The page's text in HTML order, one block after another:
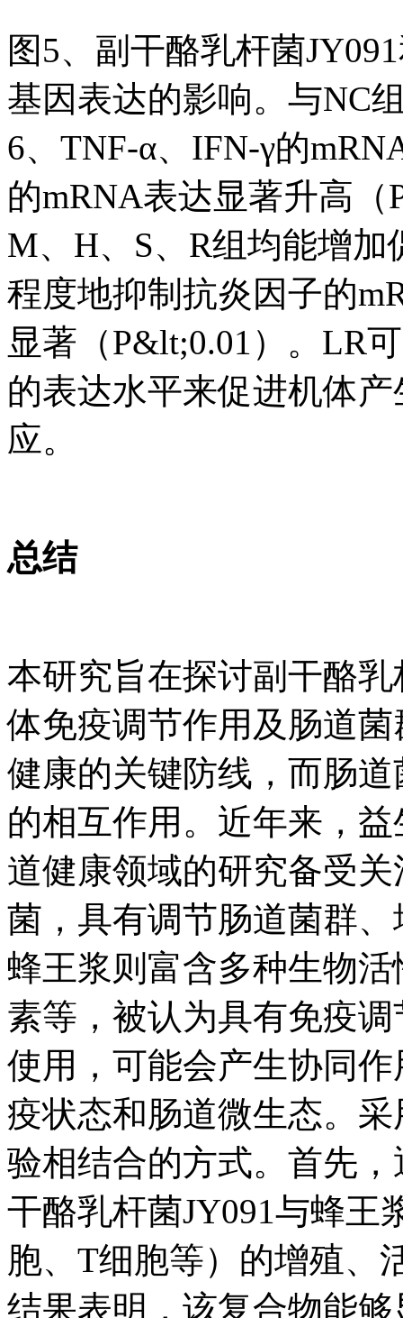
图5、副干酪乳杆菌
基因表达的影响。与NC
6、TNF-α、IFN-γ的
的mRNA表达显著升高
M、H、S、R组均能增
程度地抑制抗炎因子的
显著（P&lt;0.01）。LR
的表达水平来促进机体
应。
总结
本研究旨在探讨副干酪
体免疫调节作用及肠道
健康的关键防线，而肠
的相互作用。近年来，
道健康领域的研究备受
菌，具有调节肠道菌群
蜂王浆则富含多种生物
素等，被认为具有免疫
使用，可能会产生协同
疫状态和肠道微生态。
验相结合的方式。首先
干酪乳杆菌JY091与蜂王
胞、T细胞等）的增殖、
结果表明，该复合物能